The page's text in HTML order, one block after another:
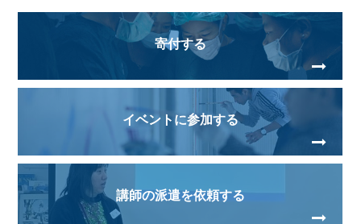
寄付する
イベントに参加する
講師の派遣を依頼する